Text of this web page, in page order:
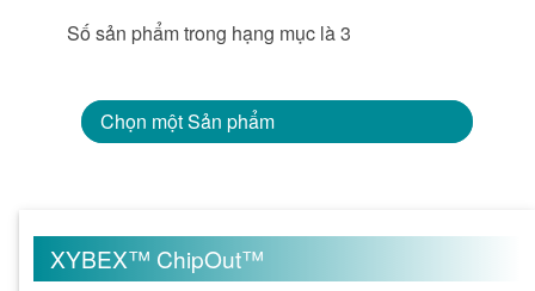
Số sản phẩm trong hạng mục là 3
Chọn một Sản phẩm
XYBEX™ ChipOut™